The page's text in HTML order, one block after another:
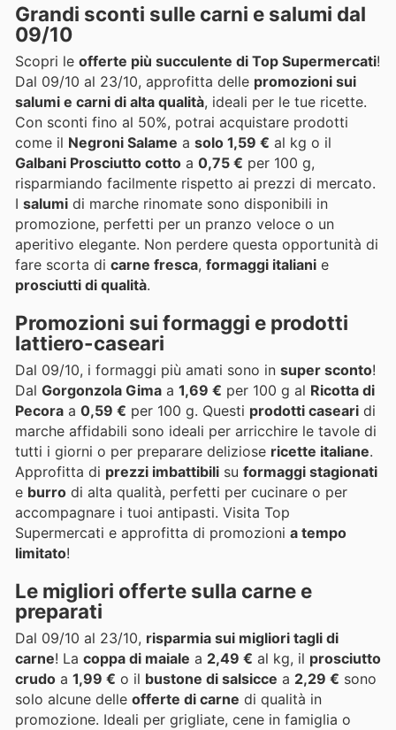
Grandi sconti sulle carni e salumi dal
09/10
Scopri le offerte più succulente di Top Supermercati!
Dal 09/10 al 23/10, approfitta delle promozioni sui
salumi e carni di alta qualità, ideali per le tue ricette.
Con sconti fino al 50%, potrai acquistare prodotti
come il Negroni Salame a solo 1,59 € al kg o il
Galbani Prosciutto cotto a 0,75 € per 100 g,
risparmiando facilmente rispetto ai prezzi di mercato.
I salumi di marche rinomate sono disponibili in
promozione, perfetti per un pranzo veloce o un
aperitivo elegante. Non perdere questa opportunità di
fare scorta di carne fresca, formaggi italiani e
prosciutti di qualità.
Promozioni sui formaggi e prodotti
lattiero-caseari
Dal 09/10, i formaggi più amati sono in super sconto!
Dal Gorgonzola Gima a 1,69 € per 100 g al Ricotta di
Pecora a 0,59 € per 100 g. Questi prodotti caseari di
marche affidabili sono ideali per arricchire le tavole di
tutti i giorni o per preparare deliziose ricette italiane.
Approfitta di prezzi imbattibili su formaggi stagionati
e burro di alta qualità, perfetti per cucinare o per
accompagnare i tuoi antipasti. Visita Top
Supermercati e approfitta di promozioni a tempo
limitato!
Le migliori offerte sulla carne e
preparati
Dal 09/10 al 23/10, risparmia sui migliori tagli di
carne! La coppa di maiale a 2,49 € al kg, il prosciutto
crudo a 1,99 € o il bustone di salsicce a 2,29 € sono
solo alcune delle offerte di carne di qualità in
promozione. Ideali per grigliate, cene in famiglia o